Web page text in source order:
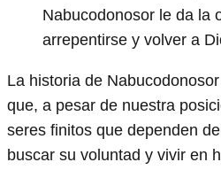
Nabucodonosor le da la
arrepentirse y volver a
La historia de
que, a pesar de nuestra
seres finitos que dependen
buscar su voluntad y vivir en